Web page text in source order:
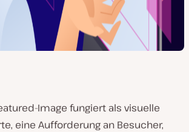
Image fungiert als visuelle
eine Aufforderung an Besucher,